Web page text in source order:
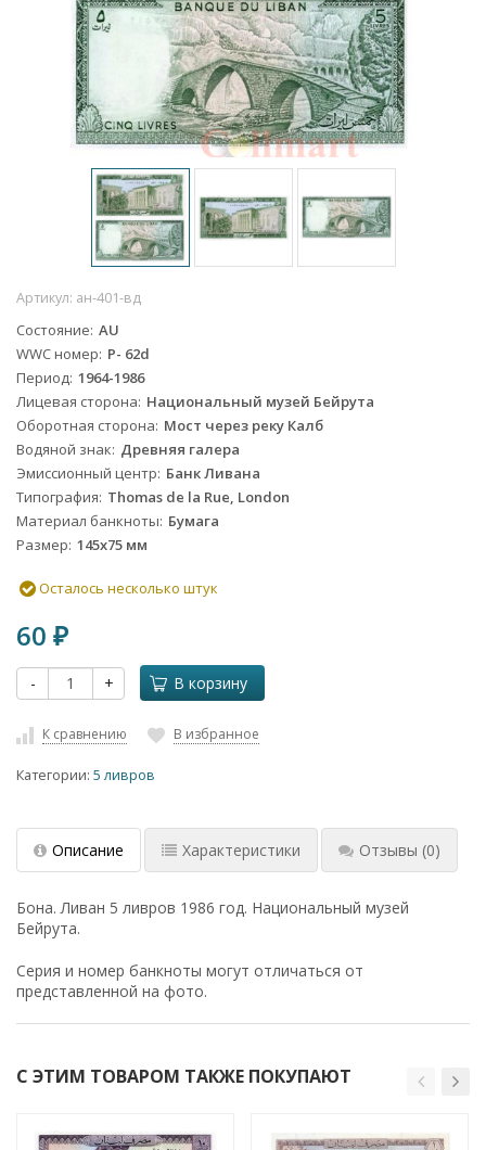
Артикул: ан-401-вд
Состояние AU
WWC номер P- 62d
Период 1964-1986
Лицевая сторона Национальный музей Бейрута
Оборотная сторона Мост через реку Калб
Водяной знак Древняя галера
Эмиссионный центр Банк Ливана
Типография Thomas de la Rue, London
Материал банкноты Бумага
Размер 145х75 мм
Осталось несколько штук
60 ₽
- + В корзину
К сравнению В избранное
Категории: 5 ливров
Описание Характеристики Отзывы (0)
Бона. Ливан 5 ливров 1986 год. Национальный музей
Бейрута.
Серия и номер банкноты могут отличаться от
представленной на фото.
С ЭТИМ ТОВАРОМ ТАКЖЕ ПОКУПАЮТ